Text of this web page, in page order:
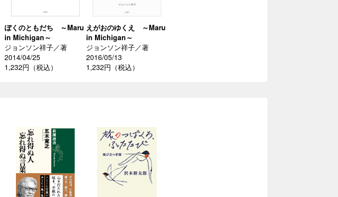
ぼくのともだち ～Maru
in Michigan～
ジョンソン祥子／著
2014/04/25
1,232円（税込）
えがおのゆくえ ～Maru
in Michigan～
ジョンソン祥子／著
2016/05/13
1,232円（税込）